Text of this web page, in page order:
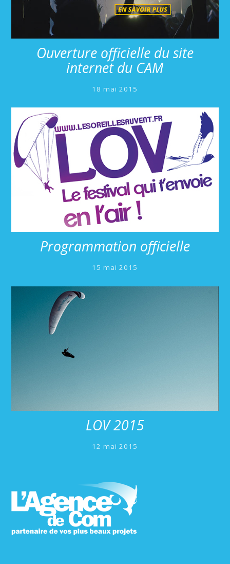
Ouverture officielle du site
internet du CAM
18 mai 2015
Programmation officielle
15 mai 2015
LOV 2015
12 mai 2015